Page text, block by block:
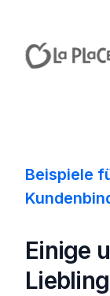
Beispiele
Einige